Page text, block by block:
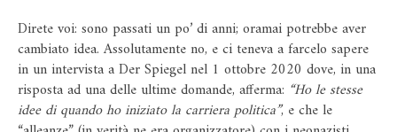
Direte voi: sono passati un po’ di anni; oramai potrebbe aver
cambiato idea. Assolutamente no, e ci teneva a farcelo sapere
in un intervista a Der Spiegel nel 1 ottobre 2020 dove, in una
risposta ad una delle ultime domande, afferma: “Ho le stesse
idee di quando ho iniziato la carriera politica”, e che le